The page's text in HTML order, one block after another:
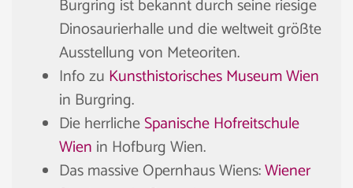
Burgring ist bekannt durch seine riesige
Dinosaurierhalle und die weltweit größte
Ausstellung von Meteoriten.
Info zu Kunsthistorisches Museum Wien
in Burgring.
Die herrlicheSpanische Hofreitschule
Wien in Hofburg Wien.
Das massive Opernhaus Wiens:Wiener